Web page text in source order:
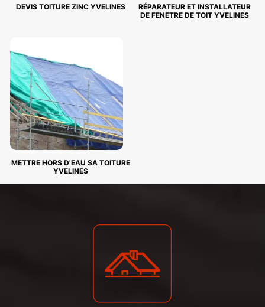
DEVIS TOITURE ZINC YVELINES
RÉPARATEUR ET INSTALLATEUR
DE FENETRE DE TOIT YVELINES
METTRE HORS D'EAU SA TOITURE
YVELINES